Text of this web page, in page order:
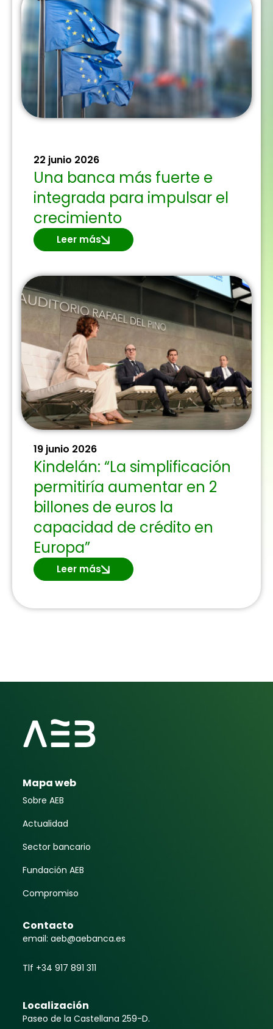
22 junio 2026
Una banca más fuerte e
integrada para impulsar el
crecimiento
Leer más
19 junio 2026
Kindelán: “La simplificación
permitiría aumentar en 2
billones de euros la
capacidad de crédito en
Europa”
Leer más
Mapa web
Sobre AEB
Actualidad
Sector bancario
Fundación AEB
Compromiso
Contacto
email: aeb@aebanca.es
Tlf +34 917 891 311
Localización
Paseo de la Castellana 259-D.